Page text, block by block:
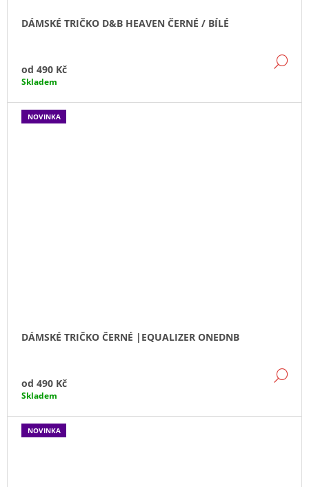
DÁMSKÉ TRIČKO D&B HEAVEN ČERNÉ / BÍLÉ
od 490 Kč
Skladem
NOVINKA
DÁMSKÉ TRIČKO ČERNÉ |EQUALIZER ONEDNB
od 490 Kč
Skladem
NOVINKA